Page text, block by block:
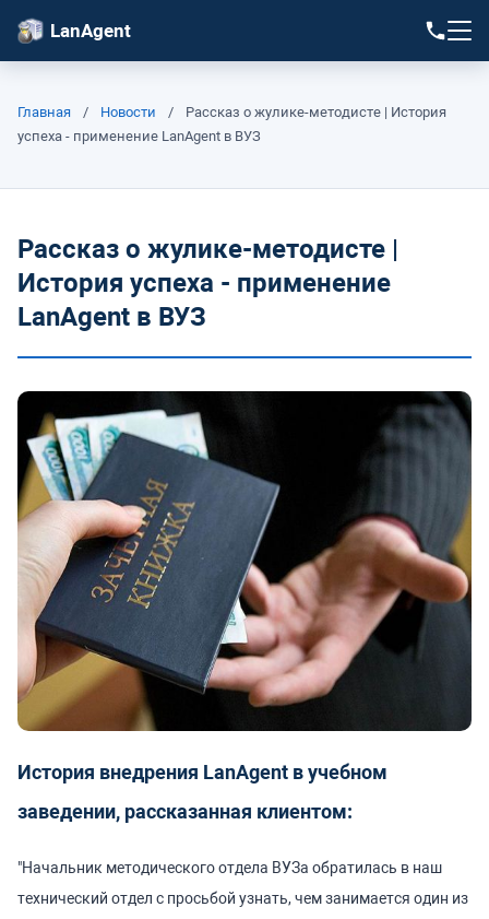
LanAgent
Главная / Новости /
Рассказ о жулике-методисте | История
успеха - применение LanAgent в ВУЗ
Рассказ о жулике-методисте |
История успеха - применение
LanAgent в ВУЗ
История внедрения LanAgent в учебном
заведении, рассказанная клиентом:
"Начальник методического отдела ВУЗа обратилась в наш
технический отдел с просьбой узнать, чем занимается один из